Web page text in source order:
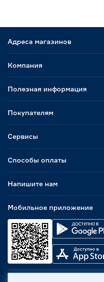
Адреса магазинов
Способы оплаты
Мобильное приложение
Компания
Полезная информация
Покупателям
Сервисы
Напишите нам